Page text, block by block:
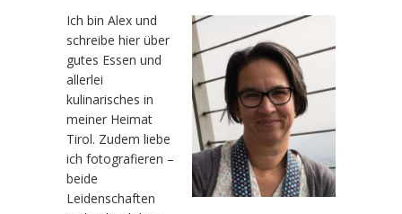
Ich bin Alex und
schreibe hier über
gutes Essen und
allerlei
kulinarisches in
meiner Heimat
Tirol. Zudem liebe
ich fotografieren –
beide
Leidenschaften